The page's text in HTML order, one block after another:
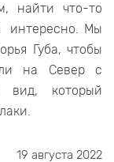
найти что-то
интересно. Мы
Губа, чтобы
на Север с
вид, который
19 августа 2022